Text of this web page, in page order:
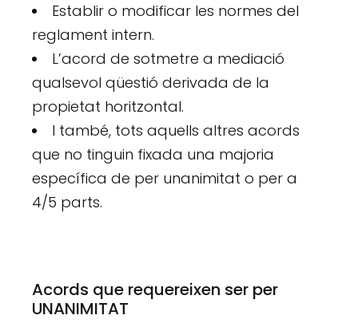
Establir o modificar les normes del
reglament intern.
L’acord de sotmetre a mediació
qualsevol qüestió derivada de la
propietat horitzontal.
I també, tots aquells altres acords
que no tinguin fixada una majoria
específica de per unanimitat o per a
4/5 parts.
Acords que requereixen ser per
UNANIMITAT